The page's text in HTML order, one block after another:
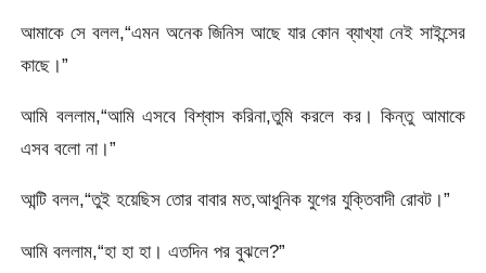
আমাকে সে বলল,“এমন অনেক জিনিস আছে যার কোন ব্যাখ্যা নেই সাইন্সের
কাছে।”
আমি বললাম,“আমি এসবে বিশ্বাস করিনা,তুমি করলে কর। কিন্তু আমাকে
এসব বলো না।”
আন্টি বলল,“তুই হয়েছিস তোর বাবার মত,আধুনিক যুগের যুক্তিবাদী রোবট।”
আমি বললাম,“হা হা হা। এতদিন পর বুঝলে?”